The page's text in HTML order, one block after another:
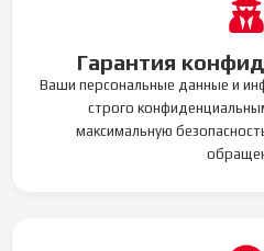
Гарантия
Ваши персональные данные и
строго
максимальную